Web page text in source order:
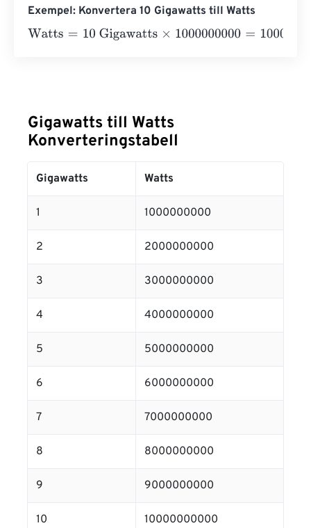
Exempel: Konvertera 10 Gigawatts till Watts
Watts= 10 Gigawatts×1000000000=10000000000
Gigawatts till Watts
Konverteringstabell
Gigawatts Watts
1 1000000000
2 2000000000
3 3000000000
4 4000000000
5 5000000000
6 6000000000
7 7000000000
8 8000000000
9 9000000000
10 10000000000